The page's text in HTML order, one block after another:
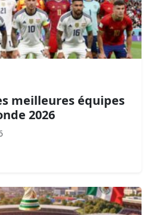
meilleures équipes
2026